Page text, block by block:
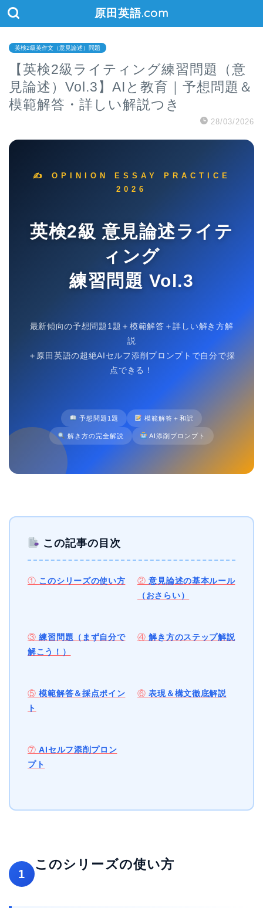
原田英語.com
英検2級英作文（意見論述）問題
【英検2級ライティング練習問題（意
見論述）Vol.3】AIと教育｜予想問題＆
模範解答・詳しい解説つき
28/03/2026
✍️ OPINION ESSAY PRACTICE
2026
英検2級 意見論述ライテ
ィング
練習問題 Vol.3
最新傾向の予想問題1題＋模範解答＋詳しい解き方解
説
＋原田英語の超絶AIセルフ添削プロンプトで自分で採
点できる！
予想問題1題 模範解答＋和訳
解き方の完全解説 AI添削プロンプト
この記事の目次
① このシリーズの使い方 ②意見論述の基本ルール
（おさらい）
③練習問題（まず自分で
解こう！）
④解き方のステップ解説
⑤模範解答＆採点ポイン
ト
⑥表現＆構文徹底解説
⑦AIセルフ添削プロン
プト
1
このシリーズの使い方